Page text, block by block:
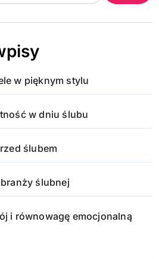
w pięknym stylu
w dniu ślubu
ślubem
ślubnej
i równowagę emocjonalną